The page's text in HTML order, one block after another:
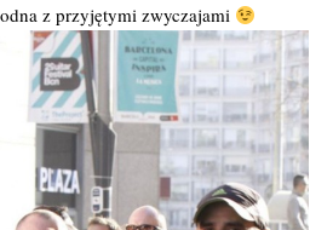
z przyjętymi zwyczajami